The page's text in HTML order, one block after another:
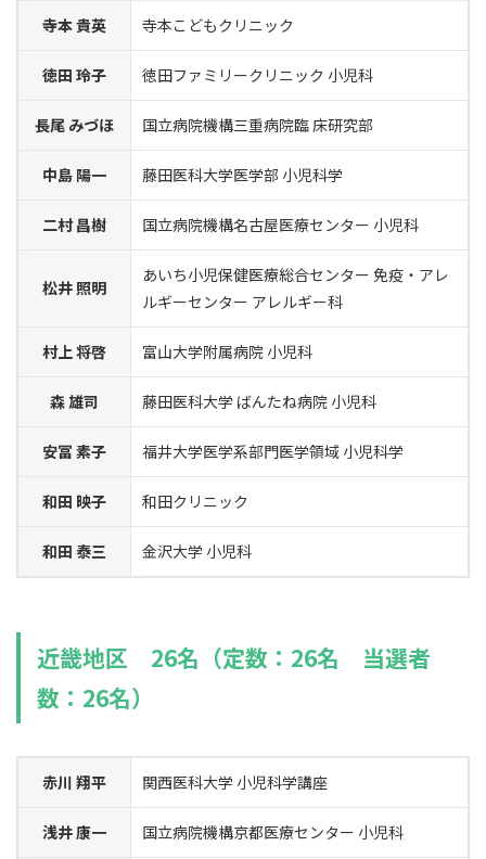
寺本 貴英 寺本こどもクリニック
徳田 玲子 徳田ファミリークリニック 小児科
長尾 みづほ 国立病院機構三重病院臨 床研究部
中島 陽一 藤田医科大学医学部 小児科学
二村 昌樹 国立病院機構名古屋医療センター 小児科
松井 照明
あいち小児保健医療総合センター 免疫・アレ
ルギーセンター アレルギー科
村上 将啓 富山大学附属病院 小児科
森 雄司 藤田医科大学 ばんたね病院 小児科
安冨 素子 福井大学医学系部門医学領域 小児科学
和田 映子 和田クリニック
和田 泰三 金沢大学 小児科
近畿地区 26名（定数：26名 当選者
数：26名）
赤川 翔平 関西医科大学 小児科学講座
浅井 康一 国立病院機構京都医療センター 小児科